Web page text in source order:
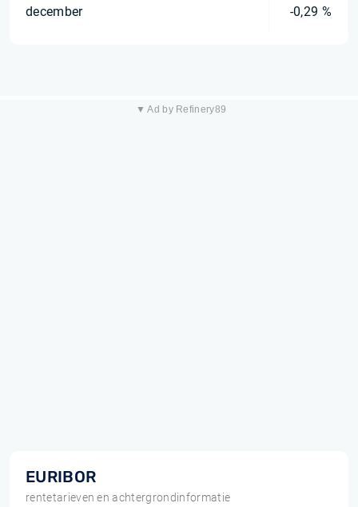
december -0,29 %
▼ Ad by Refinery89
EURIBOR
rentetarieven en achtergrondinformatie